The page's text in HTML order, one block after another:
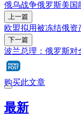
俄乌战争俄罗斯美国
上一篇
欧盟拟用被冻结俄资
下一篇
波兰总理：俄罗斯对
购买此文章
最新